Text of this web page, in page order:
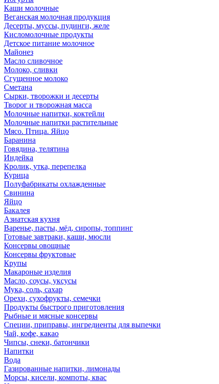
Каши молочные
Веганская молочная продукция
Десерты, муссы, пудинги, желе
Кисломолочные продукты
Детское питание молочное
Майонез
Масло сливочное
Молоко, сливки
Сгущенное молоко
Сметана
Сырки, творожки и десерты
Творог и творожная масса
Молочные напитки, коктейли
Молочные напитки растительные
Мясо. Птица. Яйцо
Баранина
Говядина, телятина
Индейка
Кролик, утка, перепелка
Курица
Полуфабрикаты охлажденные
Свинина
Яйцо
Бакалея
Азиатская кухня
Варенье, пасты, мёд, сиропы, топпинг
Готовые завтраки, каши, мюсли
Консервы овощные
Консервы фруктовые
Крупы
Макароные изделия
Масло, соусы, уксусы
Мука, соль, сахар
Орехи, сухофрукты, семечки
Продукты быстрого приготовления
Рыбные и мясные консервы
Специи, приправы, ингредиенты для выпечки
Чай, кофе, какао
Чипсы, снеки, батончики
Напитки
Вода
Газированные напитки, лимонады
Морсы, кисели, компоты, квас